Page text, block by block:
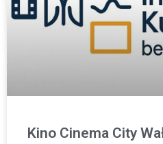
Kino Cinema City